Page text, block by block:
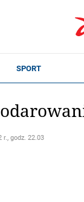
r., godz. 22.03